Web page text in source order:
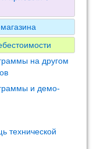
на другом
и демо-
технической